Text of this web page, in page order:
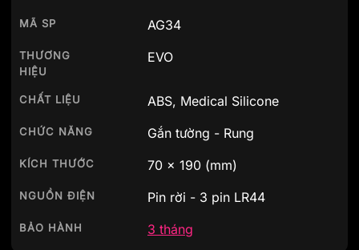
MÃ SP AG34
THƯƠNG
HIỆU
EVO
CHẤT LIỆU ABS, Medical Silicone
CHỨC NĂNG Gắn tường - Rung
KÍCH THƯỚC 70 x 190 (mm)
NGUỒN ĐIỆN Pin rời - 3 pin LR44
BẢO HÀNH 3 tháng